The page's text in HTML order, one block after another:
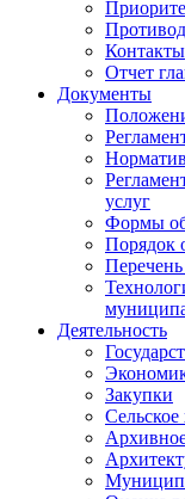
Контакты
Отчет
Документы
услуг
Формы
Порядок
Деятельность
Закупки
Сельское